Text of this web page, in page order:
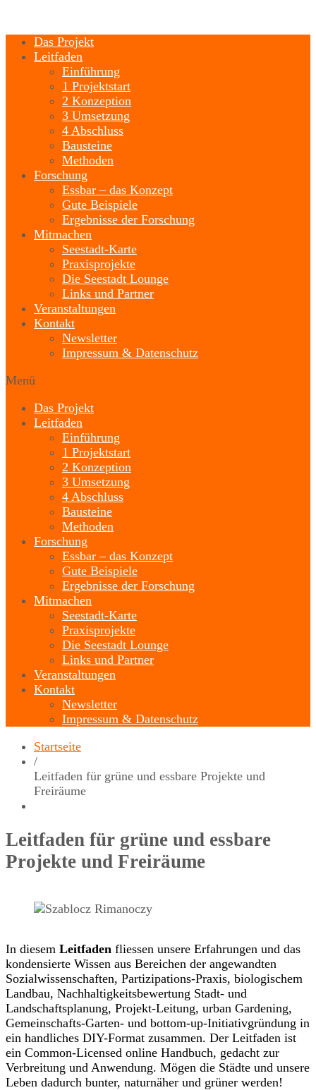
Das Projekt
Leitfaden
Einführung
1 Projektstart
2 Konzeption
3 Umsetzung
4 Abschluss
Bausteine
Methoden
Forschung
Essbar – das Konzept
Gute Beispiele
Ergebnisse der Forschung
Mitmachen
Seestadt-Karte
Praxisprojekte
Die Seestadt Lounge
Links und Partner
Veranstaltungen
Kontakt
Newsletter
Impressum & Datenschutz
Menü
Das Projekt
Leitfaden
Einführung
1 Projektstart
2 Konzeption
3 Umsetzung
4 Abschluss
Bausteine
Methoden
Forschung
Essbar – das Konzept
Gute Beispiele
Ergebnisse der Forschung
Mitmachen
Seestadt-Karte
Praxisprojekte
Die Seestadt Lounge
Links und Partner
Veranstaltungen
Kontakt
Newsletter
Impressum & Datenschutz
Startseite
/
Leitfaden für grüne und essbare Projekte und
Freiräume
Leitfaden für grüne und essbare
Projekte und Freiräume
In diesem Leitfaden fliessen unsere Erfahrungen und das
kondensierte Wissen aus Bereichen der angewandten
Sozialwissenschaften, Partizipations-Praxis, biologischem
Landbau, Nachhaltigkeitsbewertung Stadt- und
Landschaftsplanung, Projekt-Leitung, urban Gardening,
Gemeinschafts-Garten- und bottom-up-Initiativgründung in
ein handliches DIY-Format zusammen. Der Leitfaden ist
ein Common-Licensed online Handbuch, gedacht zur
Verbreitung und Anwendung. Mögen die Städte und unsere
Leben dadurch bunter, naturnäher und grüner werden!